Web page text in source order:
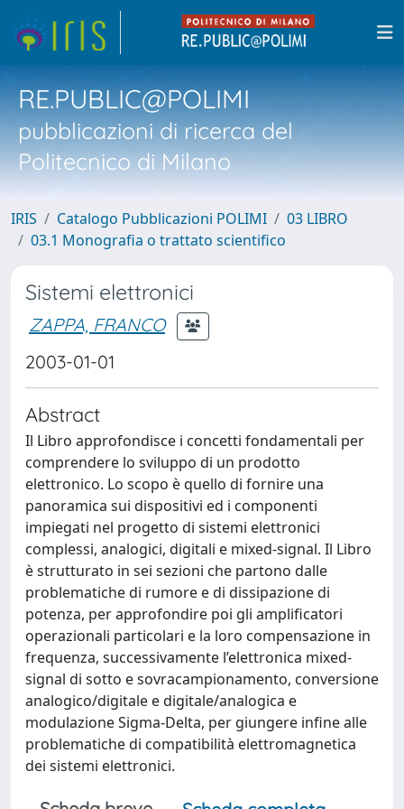
RE.PUBLIC@POLIMI
pubblicazioni di ricerca del
Politecnico di Milano
IRIS Catalogo Pubblicazioni POLIMI
03 LIBRO
03.1 Monografia o trattato scientifico
Sistemi elettronici
ZAPPA, FRANCO
2003-01-01
Abstract
Il Libro approfondisce i concetti fondamentali per
comprendere lo sviluppo di un prodotto
elettronico. Lo scopo è quello di fornire una
panoramica sui dispositivi ed i componenti
impiegati nel progetto di sistemi elettronici
complessi, analogici, digitali e mixed-signal. Il Libro
è strutturato in sei sezioni che partono dalle
problematiche di rumore e di dissipazione di
potenza, per approfondire poi gli amplificatori
operazionali particolari e la loro compensazione in
frequenza, successivamente l’elettronica mixed-
signal di sotto e sovracampionamento, conversione
analogico/digitale e digitale/analogica e
modulazione Sigma-Delta, per giungere infine alle
problematiche di compatibilità elettromagnetica
dei sistemi elettronici.